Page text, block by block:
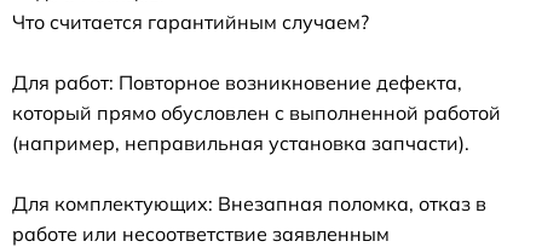
Что считается гарантийным случаем?
Для работ: Повторное возникновение дефекта,
который прямо обусловлен с выполненной работой
(например, неправильная установка запчасти).
Для комплектующих: Внезапная поломка, отказ в
работе или несоответствие заявленным